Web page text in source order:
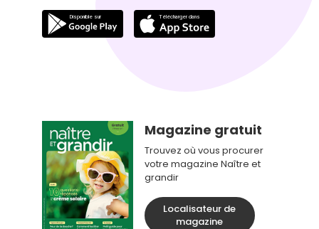
Magazine gratuit
Trouvez où vous procurer
votre magazine Naître et
grandir
Localisateur de
magazine